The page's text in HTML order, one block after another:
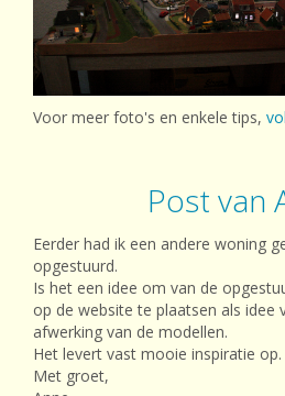
Voor meer foto's en enkele tips,
Post van
Eerder had ik een andere woning
opgestuurd.
Is het een idee om van de
op de website te plaatsen als idee
afwerking van de modellen.
Het levert vast mooie inspiratie op.
Met groet,